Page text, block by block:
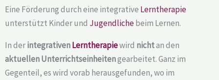
Eine Förderung durch eine integrative Lerntherapie
unterstützt Kinder und Jugendlichebeim Lernen.
In derintegrativenLerntherapiewird nichtan den
aktuellen Unterrichtseinheitengearbeitet. Ganz im
Gegenteil, es wird vorab herausgefunden, wo im